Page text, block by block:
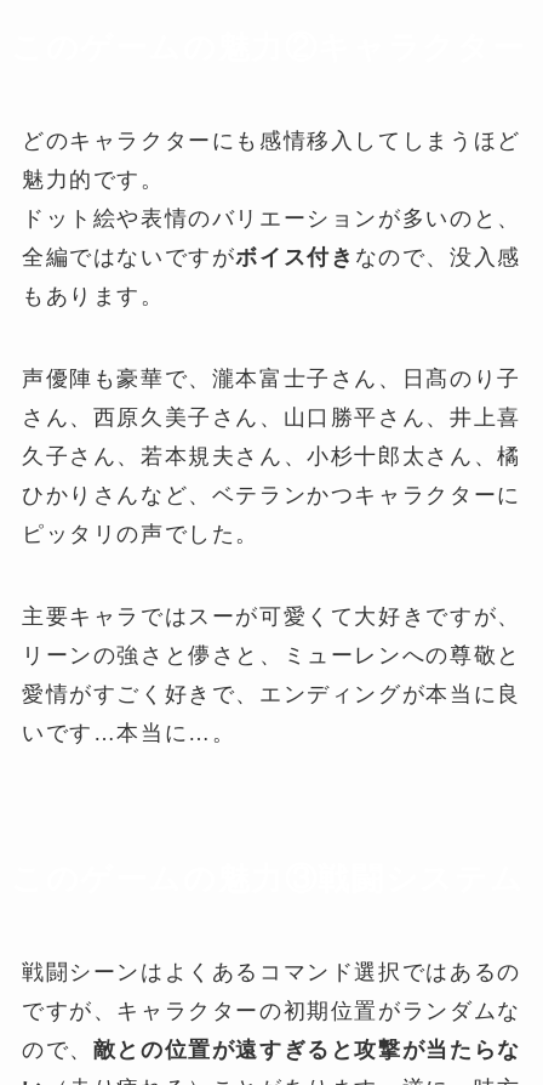
どのキャラクターにも感情移入してしまうほど
魅力的です。
ドット絵や表情のバリエーションが多いのと、
全編ではないですがボイス付き なので、没入感
もあります。
声優陣も豪華で、瀧本富士子さん、日髙のり子
さん、西原久美子さん、山口勝平さん、井上喜
久子さん、若本規夫さん、小杉十郎太さん、橘
ひかりさんなど、ベテランかつキャラクターに
ピッタリの声でした。
主要キャラではスーが可愛くて大好きですが、
リーンの強さと儚さと、ミューレンへの尊敬と
愛情がすごく好きで、エンディングが本当に良
いです…本当に…。
戦闘シーンはよくあるコマンド選択ではあるの
ですが、キャラクターの初期位置がランダムな
ので、 敵との位置が遠すぎると攻撃が当たらな